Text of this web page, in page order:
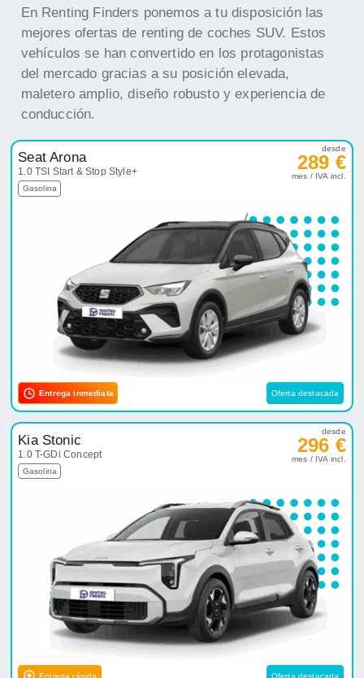
En Renting Finders ponemos a tu disposición las
mejores ofertas de renting de coches SUV. Estos
vehículos se han convertido en los protagonistas
del mercado gracias a su posición elevada,
maletero amplio, diseño robusto y experiencia de
conducción.
Seat Arona
1.0 TSI Start & Stop Style+
Gasolina
desde
289 €
mes / IVA incl.
Entrega inmediata Oferta destacada
Kia Stonic
1.0 T-GDi Concept
Gasolina
desde
296 €
mes / IVA incl.
Entrega rápida Oferta destacada